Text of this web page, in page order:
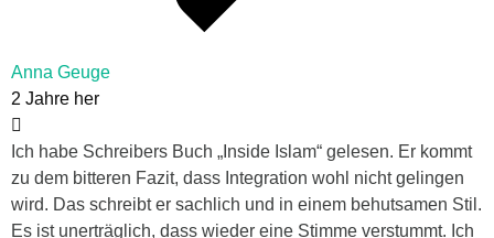
Anna Geuge
2 Jahre her
Ich habe Schreibers Buch „Inside Islam“ gelesen. Er kommt
zu dem bitteren Fazit, dass Integration wohl nicht gelingen
wird. Das schreibt er sachlich und in einem behutsamen Stil.
Es ist unerträglich, dass wieder eine Stimme verstummt. Ich